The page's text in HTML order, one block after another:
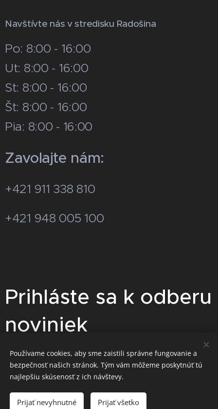
Navštívte nás v stredisku Radošina
Po: 8:00 - 16:00
Ut: 8:00 - 16:00
St: 8:00 - 16:00
Št: 8:00 - 16:00
Pia: 8:00 - 16:00
Zavolajte nám:
+421 911 338 810
+421 948 005 100
Prihláste sa k odberu
noviniek
Pre zasielanie akciových cenových
ponúk sa prihláste na odber
noviniek.
Používame cookies, aby sme zaistili správne fungovanie a
bezpečnosť našich stránok. Tým vám môžeme poskytnúť tú
najlepšiu skúsenosť z ich návštevy.
Prijať nevyhnutné Prijať všetko